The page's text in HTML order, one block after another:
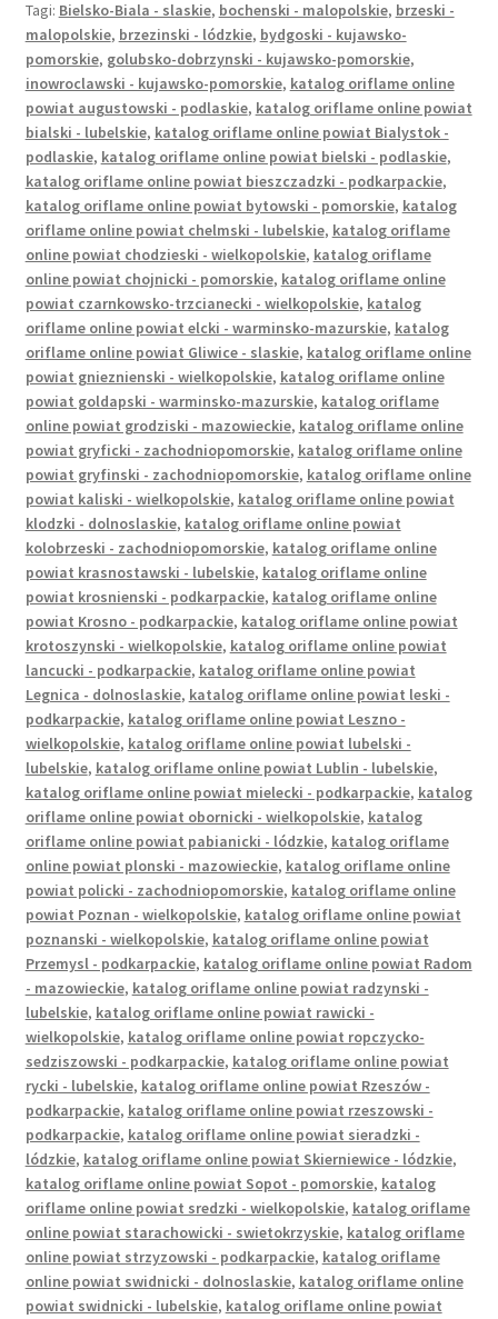
My Account
O firmie
Obserwowane
Oferta na wino
Polityka prywatności
Polityka prywatności
Product Category Shortcode
Pudełko świąteczne, jakość Premium
Shop
Shopping Tips
Shopping Tips
Terms of Use
Track Your Order
Twój koszyk
Wishlist
Tagi: Bielsko-Biala - slaskie, bochenski - malopolskie, brzeski -
malopolskie, brzezinski - lódzkie, bydgoski - kujawsko-
pomorskie, golubsko-dobrzynski - kujawsko-pomorskie,
inowroclawski - kujawsko-pomorskie, katalog oriflame online
powiat augustowski - podlaskie, katalog oriflame online powiat
bialski - lubelskie, katalog oriflame online powiat Bialystok -
podlaskie, katalog oriflame online powiat bielski - podlaskie,
katalog oriflame online powiat bieszczadzki - podkarpackie,
katalog oriflame online powiat bytowski - pomorskie, katalog
oriflame online powiat chelmski - lubelskie, katalog oriflame
online powiat chodzieski - wielkopolskie, katalog oriflame
online powiat chojnicki - pomorskie, katalog oriflame online
powiat czarnkowsko-trzcianecki - wielkopolskie, katalog
oriflame online powiat elcki - warminsko-mazurskie, katalog
oriflame online powiat Gliwice - slaskie, katalog oriflame online
powiat gnieznienski - wielkopolskie, katalog oriflame online
powiat goldapski - warminsko-mazurskie, katalog oriflame
online powiat grodziski - mazowieckie, katalog oriflame online
powiat gryficki - zachodniopomorskie, katalog oriflame online
powiat gryfinski - zachodniopomorskie, katalog oriflame online
powiat kaliski - wielkopolskie, katalog oriflame online powiat
klodzki - dolnoslaskie, katalog oriflame online powiat
kolobrzeski - zachodniopomorskie, katalog oriflame online
powiat krasnostawski - lubelskie, katalog oriflame online
powiat krosnienski - podkarpackie, katalog oriflame online
powiat Krosno - podkarpackie, katalog oriflame online powiat
krotoszynski - wielkopolskie, katalog oriflame online powiat
lancucki - podkarpackie, katalog oriflame online powiat
Legnica - dolnoslaskie, katalog oriflame online powiat leski -
podkarpackie, katalog oriflame online powiat Leszno -
wielkopolskie, katalog oriflame online powiat lubelski -
lubelskie, katalog oriflame online powiat Lublin - lubelskie,
katalog oriflame online powiat mielecki - podkarpackie, katalog
oriflame online powiat obornicki - wielkopolskie, katalog
oriflame online powiat pabianicki - lódzkie, katalog oriflame
online powiat plonski - mazowieckie, katalog oriflame online
powiat policki - zachodniopomorskie, katalog oriflame online
powiat Poznan - wielkopolskie, katalog oriflame online powiat
poznanski - wielkopolskie, katalog oriflame online powiat
Przemysl - podkarpackie, katalog oriflame online powiat Radom
- mazowieckie, katalog oriflame online powiat radzynski -
lubelskie, katalog oriflame online powiat rawicki -
wielkopolskie, katalog oriflame online powiat ropczycko-
sedziszowski - podkarpackie, katalog oriflame online powiat
rycki - lubelskie, katalog oriflame online powiat Rzeszów -
podkarpackie, katalog oriflame online powiat rzeszowski -
podkarpackie, katalog oriflame online powiat sieradzki -
lódzkie, katalog oriflame online powiat Skierniewice - lódzkie,
katalog oriflame online powiat Sopot - pomorskie, katalog
oriflame online powiat sredzki - wielkopolskie, katalog oriflame
online powiat starachowicki - swietokrzyskie, katalog oriflame
online powiat strzyzowski - podkarpackie, katalog oriflame
online powiat swidnicki - dolnoslaskie, katalog oriflame online
powiat swidnicki - lubelskie, katalog oriflame online powiat